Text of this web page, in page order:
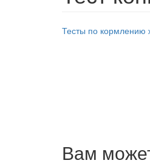
Тесты по кормлению
Вам